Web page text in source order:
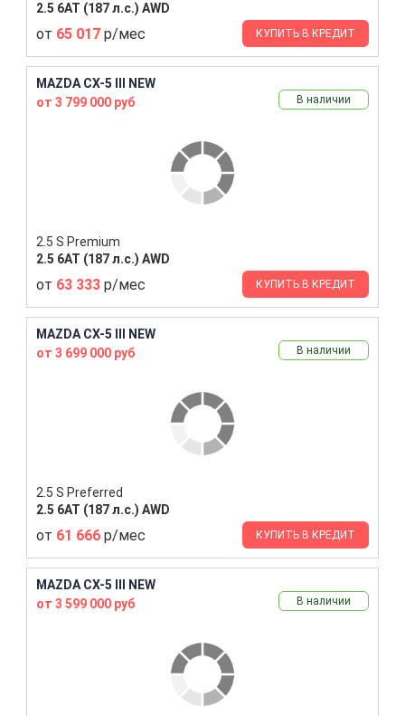
2.5 6AT (187 л.с.) AWD
от 65 017 р/мес КУПИТЬ В КРЕДИТ
MAZDA CX-5 III NEW
от 3 799 000 руб
В наличии
2.5 S Premium
2.5 6AT (187 л.с.) AWD
от 63 333 р/мес КУПИТЬ В КРЕДИТ
MAZDA CX-5 III NEW
от 3 699 000 руб
В наличии
2.5 S Preferred
2.5 6AT (187 л.с.) AWD
от 61 666 р/мес КУПИТЬ В КРЕДИТ
MAZDA CX-5 III NEW
от 3 599 000 руб
В наличии